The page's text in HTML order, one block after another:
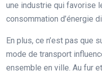
une industrie qui favorise
consommation d’énergie
En plus, ce n’est pas que
mode de transport
ensemble en ville. Au fur